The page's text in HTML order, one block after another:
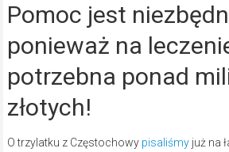
Pomoc jest
ponieważ na
potrzebna ponad
złotych!
O trzylatku z Częstochowy pisaliśmyjuż na